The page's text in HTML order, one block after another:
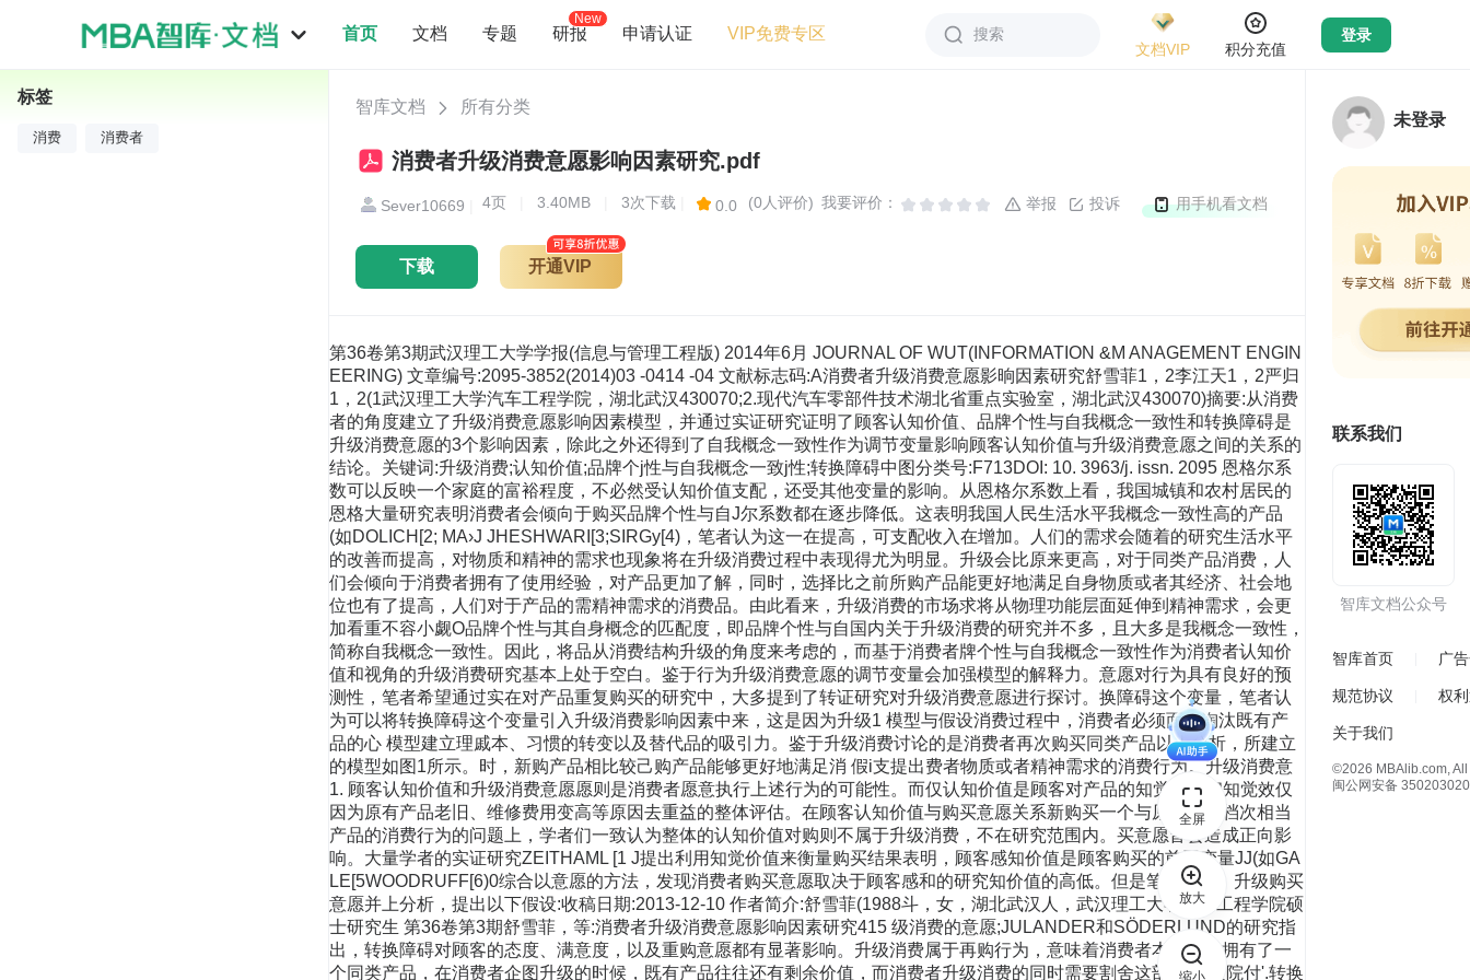
首页 文档 专题 研报
New
申请认证 VIP免费专区
搜索
文档VIP
积分充值
登录
智库文档 所有分类
消费者升级消费意愿影响因素研究.pdf
Sever10669 4页 3.40MB 3次下载 0.0 (0人评价) 我要评价： 投诉
举报 用手机看文档
下载 开通VIP
第36卷第3期武汉理工大学学报(信息与管理工程版) 2014年6月 JOURNAL OF WUT(INFORMATION &M ANAGEMENT ENGIN
EERING) 文章编号:2095-3852(2014)03 -0414 -04 文献标志码:A消费者升级消费意愿影晌因素研究舒雪菲1，2李江天1，2严归
1，2(1武汉理工大学汽车工程学院，湖北武汉430070;2.现代汽车零部件技术湖北省重点实验室，湖北武汉430070)摘要:从消费
者的角度建立了升级消费意愿影响因素模型，并通过实证研究证明了顾客认知价值、品牌个性与自我概念一致性和转换障碍是
升级消费意愿的3个影响因素，除此之外还得到了自我概念一致性作为调节变量影响顾客认知价值与升级消费意愿之间的关系的
结论。关键词:升级消费;认知价值;品牌个j性与自我概念一致j性;转换障碍中图分类号:F713DOI: 10. 3963/j. issn. 2095 恩格尔系
数可以反映一个家庭的富裕程度，不必然受认知价值支配，还受其他变量的影响。从恩格尔系数上看，我国城镇和农村居民的
恩格大量研究表明消费者会倾向于购买品牌个性与自J尔系数都在逐步降低。这表明我国人民生活水平我概念一致性高的产品
(如DOLICH[2; MA›J JHESHWARI[3;SIRGy[4)，笔者认为这一在提高，可支配收入在增加。人们的需求会随着的研究生活水平
的改善而提高，对物质和精神的需求也现象将在升级消费过程中表现得尤为明显。升级会比原来更高，对于同类产品消费，人
们会倾向于消费者拥有了使用经验，对产品更加了解，同时，选择比之前所购产品能更好地满足自身物质或者其经济、社会地
位也有了提高，人们对于产品的需精神需求的消费品。由此看来，升级消费的市场求将从物理功能层面延伸到精神需求，会更
加看重不容小觑O品牌个性与其自身概念的匹配度，即品牌个性与自国内关于升级消费的研究并不多，且大多是我概念一致性，
简称自我概念一致性。因此，将品从消费结构升级的角度来考虑的，而基于消费者牌个性与自我概念一致性作为消费者认知价
值和视角的升级消费研究基本上处于空白。鉴于行为升级消费意愿的调节变量会加强模型的解释力。意愿对行为具有良好的预
测性，笔者希望通过实在对产品重复购买的研究中，大多提到了转证研究对升级消费意愿进行探讨。换障碍这个变量，笔者认
为可以将转换障碍这个变量引入升级消费影响因素中来，这是因为升级1 模型与假设消费过程中，消费者必须面临淘汰既有产
品的心 模型建立理戚本、习惯的转变以及替代品的吸引力。鉴于升级消费讨论的是消费者再次购买同类产品以上分析，所建立
的模型如图1所示。时，新购产品相比较己购产品能够更好地满足消 假i支提出费者物质或者精神需求的消费行为。升级消费意
1. 顾客认知价值和升级消费意愿愿则是消费者愿意执行上述行为的可能性。而仅认知价值是顾客对产品的知觉成本和知觉效仅
因为原有产品老旧、维修费用变高等原因去重益的整体评估。在顾客认知价值与购买意愿关系新购买一个与原有产品档次相当
产品的消费行为的问题上，学者们一致认为整体的认知价值对购则不属于升级消费，不在研究范围内。买意愿皆会造成正向影
响。大量学者的实证研究ZEITHAML [1 J提出利用知觉价值来衡量购买结果表明，顾客感知价值是顾客购买的前因变量JJ(如GA
LE[5WOODRUFF[6)0综合以意愿的方法，发现消费者购买意愿取决于顾客感和的研究知价值的高低。但是笔者认为，升级购买
意愿并上分析，提出以下假设:收稿日期:2013-12-10 作者简介:舒雪菲(1988斗，女，湖北武汉人，武汉理工大学汽车工程学院硕
士研究生 第36卷第3期舒雪菲，等:消费者升级消费意愿影响因素研究415 级消费的意愿;JULANDER和SÖDERLUND的研究指
出，转换障碍对顾客的态度、满意度，以及重购意愿都有显著影响。升级消费属于再购行为，意味着消费者本身已经拥有了一
个同类产品，在消费者企图升级的时候，既有产品往往还有剩余价值，而消费者升级消费的同时需要割舍这部分转t负院付'.转换
标签
消费 消费者
未登录
联系我们
智库文档公众号
智库首页 广
规范协议 权
关于我们
©2026 MBAlib.com,
闽公网安备
全屏
放大
缩小